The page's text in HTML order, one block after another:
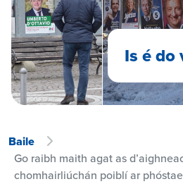
Is é do
Baile
Go raibh maith agat as
chomhairliúchán poiblí ar